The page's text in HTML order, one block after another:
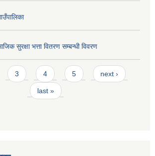
सुरक्षा भत्ता वितरण सम्बन्धी विवरण
3 4 5 next ›
last »